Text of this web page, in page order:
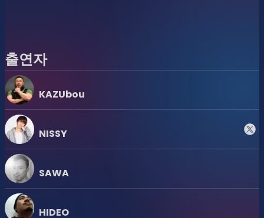
総勢約60名のキャストとともに、プライドの祝杯をあげま
しょう！
Happy Pride Tea Dance
2026
6/7（日）Sunday, June 7
16:00-22:00 @
출연자
KAZUbou
NISSY
SAWA
HIDEO